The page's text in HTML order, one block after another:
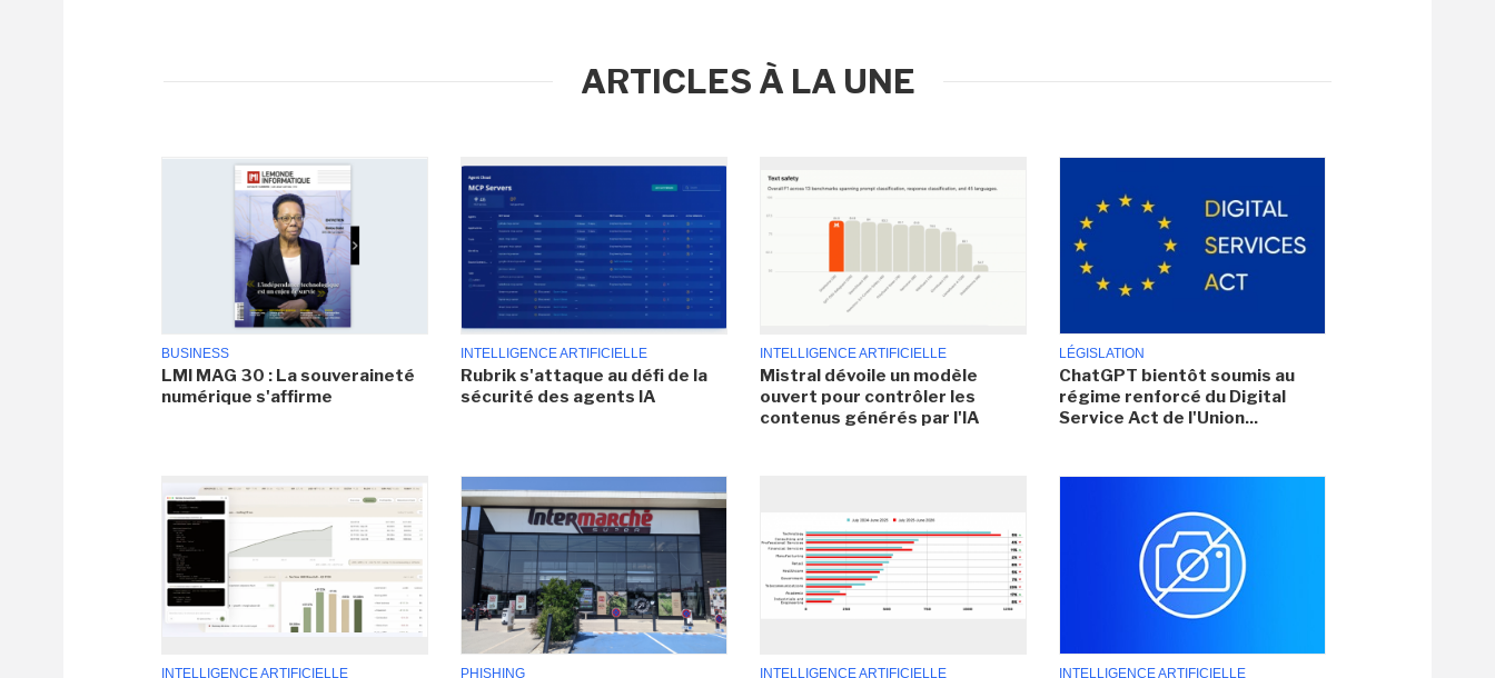
ARTICLES À LA UNE
BUSINESS
LMI MAG 30 : La souveraineté
numérique s'affirme
INTELLIGENCE ARTIFICIELLE
Rubrik s'attaque au défi de la
sécurité des agents IA
INTELLIGENCE ARTIFICIELLE
Mistral dévoile un modèle
ouvert pour contrôler les
contenus générés par l'IA
LÉGISLATION
ChatGPT bientôt soumis au
régime renforcé du Digital
Service Act de l'Union...
INTELLIGENCE ARTIFICIELLE PHISHING INTELLIGENCE ARTIFICIELLE INTELLIGENCE ARTIFICIELLE